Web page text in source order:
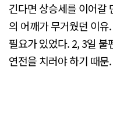
긴다면 상승세를 이어갈
의 어깨가 무거웠던 이
필요가 있었다. 2, 3일
연전을 치러야 하기 때문.